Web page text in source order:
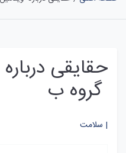
حقایقی
سلامت |